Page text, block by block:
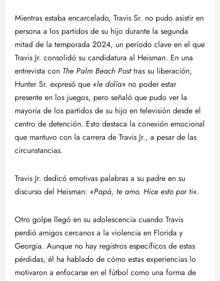
Mientras estaba encarcelado, Travis Sr. no pudo asistir en
persona a los partidos de su hijo durante la segunda
mitad de la temporada 2024, un período clave en el que
Travis Jr. consolidó su candidatura al Heisman. En una
entrevista con The Palm Beach Posttras su liberación,
Hunter Sr. expresó que «le dolía» no poder estar
presente en los juegos, pero señaló que pudo ver la
mayoría de los partidos de su hijo en televisión desde el
centro de detención. Esto destaca la conexión emocional
que mantuvo con la carrera de Travis Jr., a pesar de las
circunstancias.
Travis Jr. dedicó emotivas palabras a su padre en su
discurso del Heisman: «Papá, te amo. Hice esto por ti«.
Otro golpe llegó en su adolescencia cuando Travis
perdió amigos cercanos a la violencia en Florida y
Georgia. Aunque no hay registros específicos de estas
pérdidas, él ha hablado de cómo estas experiencias lo
motivaron a enfocarse en el fútbol como una forma de